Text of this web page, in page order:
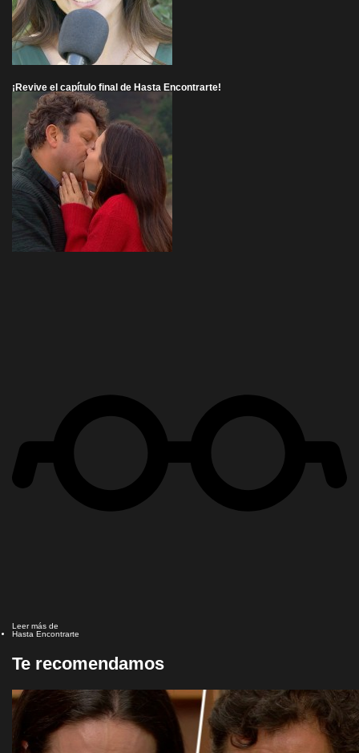
¡Revive el capítulo final de Hasta Encontrarte!
Leer más de
Hasta Encontrarte
Te recomendamos